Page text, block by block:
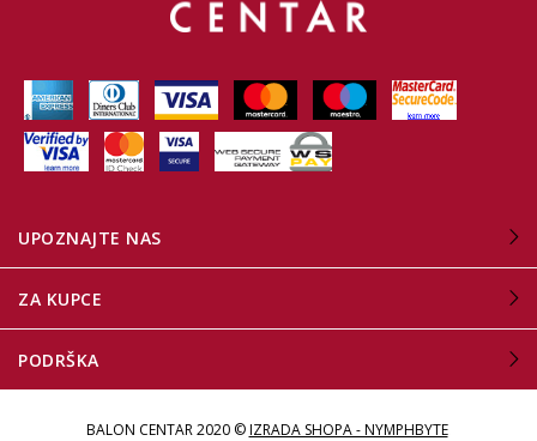
UPOZNAJTE NAS
ZA KUPCE
PODRŠKA
BALON CENTAR 2020 ©IZRADA SHOPA - NYMPHBYTE.